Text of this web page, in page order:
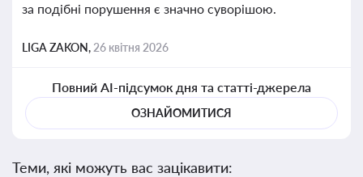
за подібні порушення є значно суворішою.
LIGA ZAKON, 26 квітня 2026
Повний AI-підсумок дня та статті-джерела
ОЗНАЙОМИТИСЯ
Теми, які можуть вас зацікавити: